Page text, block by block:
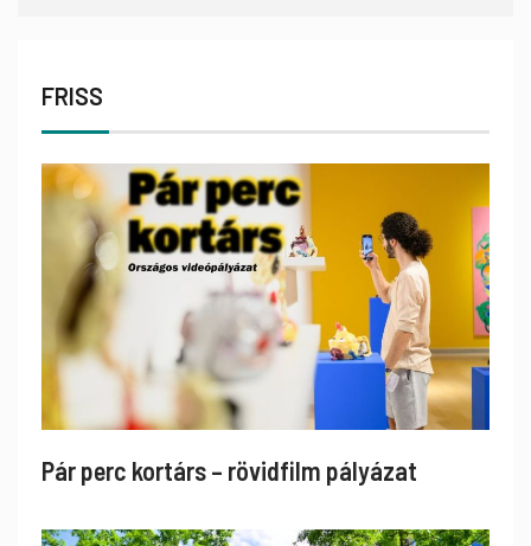
FRISS
Pár perc kortárs – rövidfilm pályázat